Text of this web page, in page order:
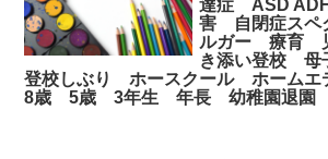
達症 ASD
害 自閉症スペ
ルガー 療育
き添い登校
登校しぶり ホースクール ホームエ
8歳 5歳 3年生 年長 幼稚園退園